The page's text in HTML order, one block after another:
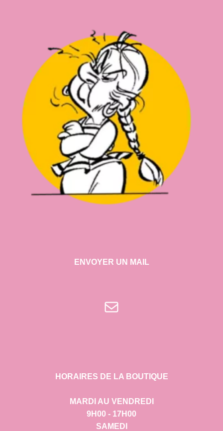
ENVOYER UN MAIL
E-mail
HORAIRES DE LA BOUTIQUE
MARDI AU VENDREDI
9H00 - 17H00
SAMEDI